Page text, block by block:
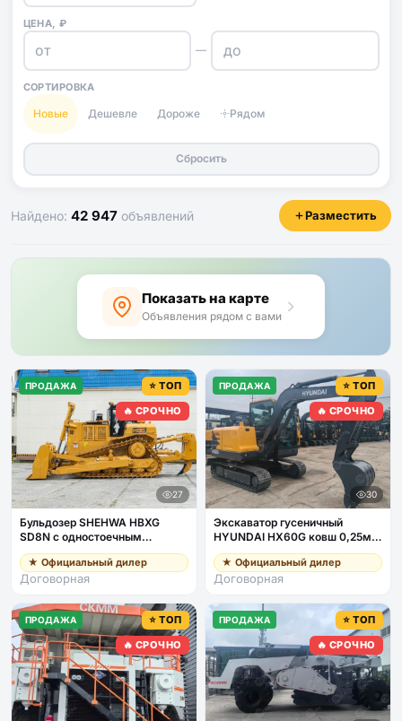
ЦЕНА, ₽
—
СОРТИРОВКА
Новые Дешевле Дороже Рядом
Сбросить
Найдено: 42 947 объявлений Разместить
Показать на карте
Объявления рядом с вами
ПРОДАЖА
⭐ ТОП
🔥 СРОЧНО
27
Бульдозер SHEHWA HBXG
SD8N с одностоечным
рыхлителем, кондиционер
★ Официальный дилер
Договорная
ПРОДАЖА
⭐ ТОП
🔥 СРОЧНО
30
Экскаватор гусеничный
HYUNDAI HX60G ковш 0,25м3,
общая масса 5,8т, дв Yanmar
★ Официальный дилер
Договорная
ПРОДАЖА
⭐ ТОП
🔥 СРОЧНО
ПРОДАЖА
⭐ ТОП
🔥 СРОЧНО